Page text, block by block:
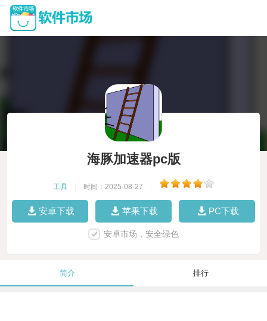
海豚加速器pc版
工具 时间：2025-08-27
安卓下载 苹果下载 PC下载
安卓市场，安全绿色
简介 排行